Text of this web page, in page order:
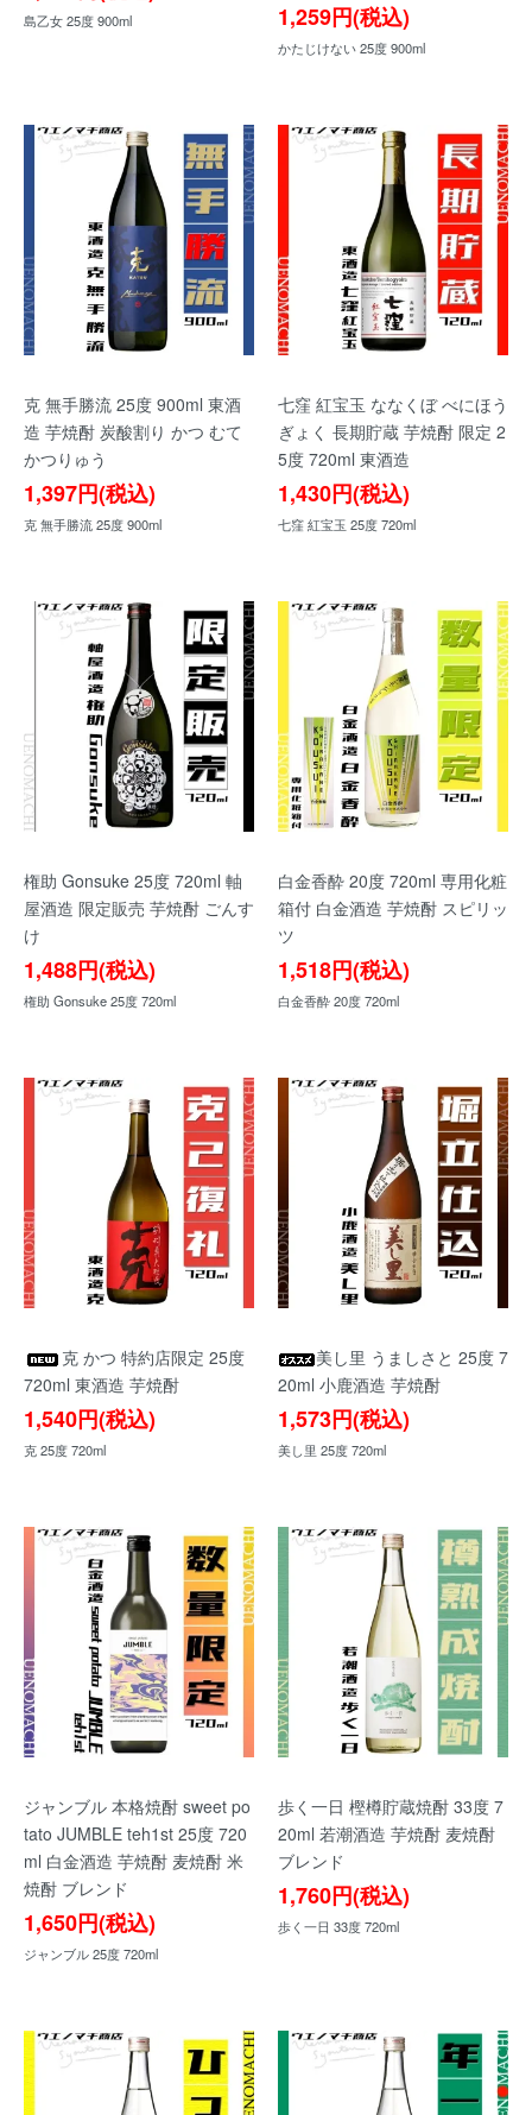
島乙女 25度 900ml 1,259円(税込)
かたじけない 25度 900ml
克 無手勝流 25度 900ml 東酒
造 芋焼酎 炭酸割り かつ むて
かつりゅう
1,397円(税込)
克 無手勝流 25度 900ml
七窪 紅宝玉 ななくぼ べにほう
ぎょく 長期貯蔵 芋焼酎 限定 2
5度 720ml 東酒造
1,430円(税込)
七窪 紅宝玉 25度 720ml
権助 Gonsuke 25度 720ml 軸
屋酒造 限定販売 芋焼酎 ごんす
け
1,488円(税込)
権助 Gonsuke 25度 720ml
白金香酔 20度 720ml 専用化粧
箱付 白金酒造 芋焼酎 スピリッ
ツ
1,518円(税込)
白金香酔 20度 720ml
克 かつ 特約店限定 25度
720ml 東酒造 芋焼酎
1,540円(税込)
克 25度 720ml
美し里 うましさと 25度 7
20ml 小鹿酒造 芋焼酎
1,573円(税込)
美し里 25度 720ml
ジャンブル 本格焼酎 sweet po
tato JUMBLE teh1st 25度 720
ml 白金酒造 芋焼酎 麦焼酎 米
焼酎 ブレンド
1,650円(税込)
ジャンブル 25度 720ml
歩く一日 樫樽貯蔵焼酎 33度 7
20ml 若潮酒造 芋焼酎 麦焼酎
ブレンド
1,760円(税込)
歩く一日 33度 720ml